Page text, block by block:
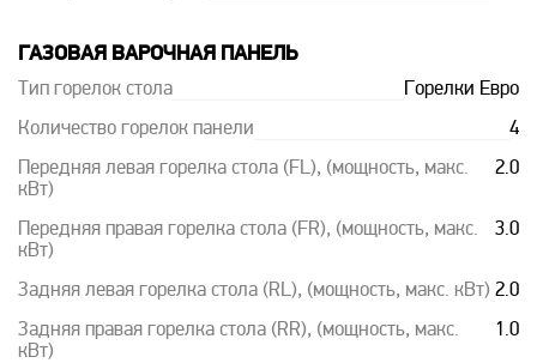
ГАЗОВАЯ ВАРОЧНАЯ ПАНЕЛЬ
Тип горелок стола Горелки Евро
Количество горелок панели 4
Передняя левая горелка стола (FL), (мощность, макс.
кВт)
2.0
Передняя правая горелка стола (FR), (мощность, макс.
кВт)
3.0
Задняя левая горелка стола (RL), (мощность, макс. кВт) 2.0
Задняя правая горелка стола (RR), (мощность, макс.
кВт)
1.0